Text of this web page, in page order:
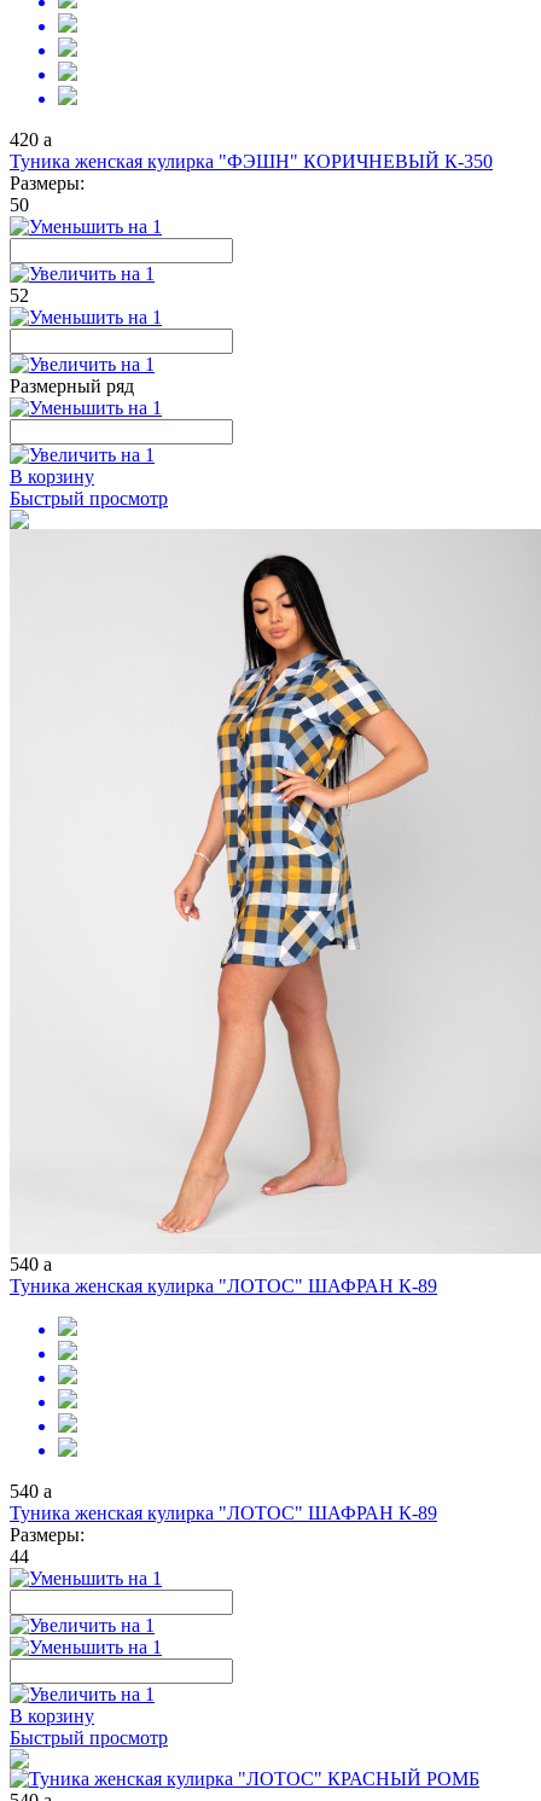
420 a
Туника женская кулирка "ФЭШН" КОРИЧНЕВЫЙ К-350
Размеры:
50
52
Размерный ряд
В корзину
Быстрый просмотр
540 a
Туника женская кулирка "ЛОТОС" ШАФРАН К-89
540 a
Туника женская кулирка "ЛОТОС" ШАФРАН К-89
Размеры:
44
В корзину
Быстрый просмотр